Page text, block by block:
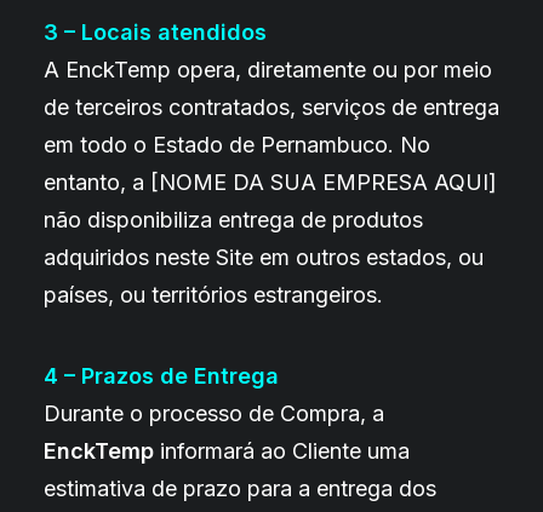
3 – Locais atendidos
A EnckTemp opera, diretamente ou por meio
de terceiros contratados, serviços de entrega
em todo o Estado de Pernambuco. No
entanto, a [NOME DA SUA EMPRESA AQUI]
não disponibiliza entrega de produtos
adquiridos neste Site em outros estados, ou
países, ou territórios estrangeiros.
4 – Prazos de Entrega
Durante o processo de Compra, a
EnckTemp informará ao Cliente uma
estimativa de prazo para a entrega dos